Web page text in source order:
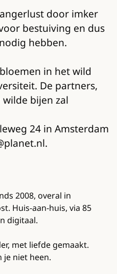
door imker
bestuiving en dus
hebben.
in het wild
De partners,
bijen zal
24 in Amsterdam
2008, overal in
Huis-aan-huis, via 85
digitaal.
met liefde gemaakt.
je niet heen.